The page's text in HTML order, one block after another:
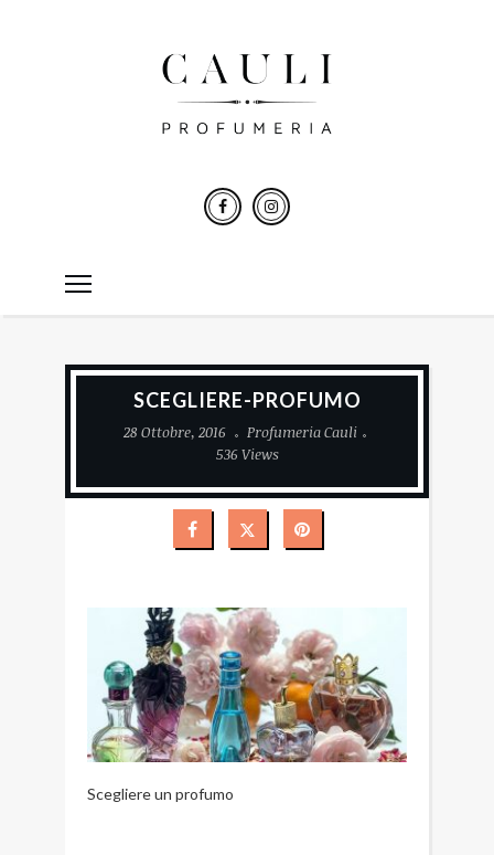
SCEGLIERE-PROFUMO
28 Ottobre, 2016
Profumeria Cauli
536 Views
Scegliere un profumo